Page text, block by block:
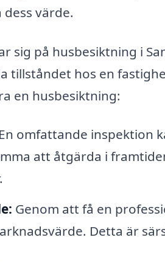
värde.
sig på husbesiktning i
tillståndet hos en
en husbesiktning:
En omfattande inspektion
att åtgärda i
Genom att få en
Detta är